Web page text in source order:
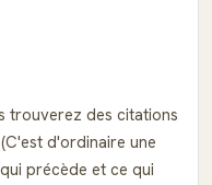
trouverez des citations
d'ordinaire une
précède et ce qui